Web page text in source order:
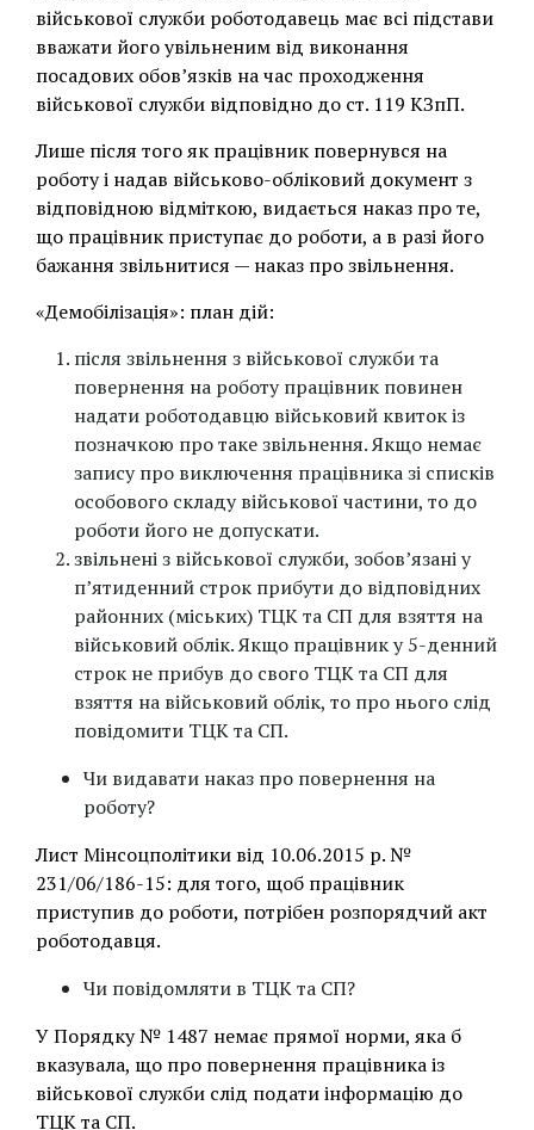
військової служби роботодавець має всі підстави
вважати його увільненим від виконання
посадових обов’язків на час проходження
військової служби відповідно до ст. 119 КЗпП.
Лише після того як працівник повернувся на
роботу і надав військово-обліковий документ з
відповідною відміткою, видається наказ про те,
що працівник приступає до роботи, а в разі його
бажання звільнитися — наказ про звільнення.
«Демобілізація»: план дій:
після звільнення з військової служби та
повернення на роботу працівник повинен
надати роботодавцю військовий квиток із
позначкою про таке звільнення. Якщо немає
запису про виключення працівника зі списків
особового складу військової частини, то до
роботи його не допускати.
звільнені з військової служби, зобов’язані у
п’ятиденний строк прибути до відповідних
районних (міських) ТЦК та СП для взяття на
військовий облік. Якщо працівник у 5-денний
строк не прибув до свого ТЦК та СП для
взяття на військовий облік, то про нього слід
повідомити ТЦК та СП.
Чи видавати наказ про повернення на
роботу?
Лист Мінсоцполітики від 10.06.2015 р. №
231/06/186-15: для того, щоб працівник
приступив до роботи, потрібен розпорядчий акт
роботодавця.
Чи повідомляти в ТЦК та СП?
У Порядку № 1487 немає прямої норми, яка б
вказувала, що про повернення працівника із
військової служби слід подати інформацію до
ТЦК та СП.